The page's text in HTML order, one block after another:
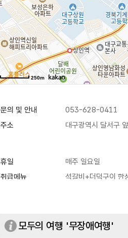
250m
문의 및 안내 053-628-0411
주소
대구광역시 달서구
휴일
매주 일요일
취급메뉴
석갈비+더덕구이 한
모두의 여행 '무장애여행'